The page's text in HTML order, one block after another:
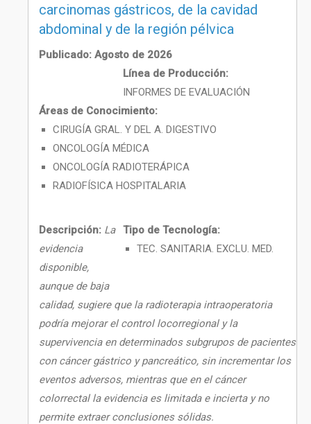
carcinomas gástricos, de la cavidad
abdominal y de la región pélvica
Publicado: Agosto de 2026
Línea de Producción:
INFORMES DE EVALUACIÓN
Áreas de Conocimiento:
CIRUGÍA GRAL. Y DEL A. DIGESTIVO
ONCOLOGÍA MÉDICA
ONCOLOGÍA RADIOTERÁPICA
RADIOFÍSICA HOSPITALARIA
Tipo de Tecnología:
TEC. SANITARIA. EXCLU. MED.
Descripción: La
evidencia
disponible,
aunque de baja
calidad, sugiere que la radioterapia intraoperatoria
podría mejorar el control locorregional y la
supervivencia en determinados subgrupos de pacientes
con cáncer gástrico y pancreático, sin incrementar los
eventos adversos, mientras que en el cáncer
colorrectal la evidencia es limitada e incierta y no
permite extraer conclusiones sólidas.